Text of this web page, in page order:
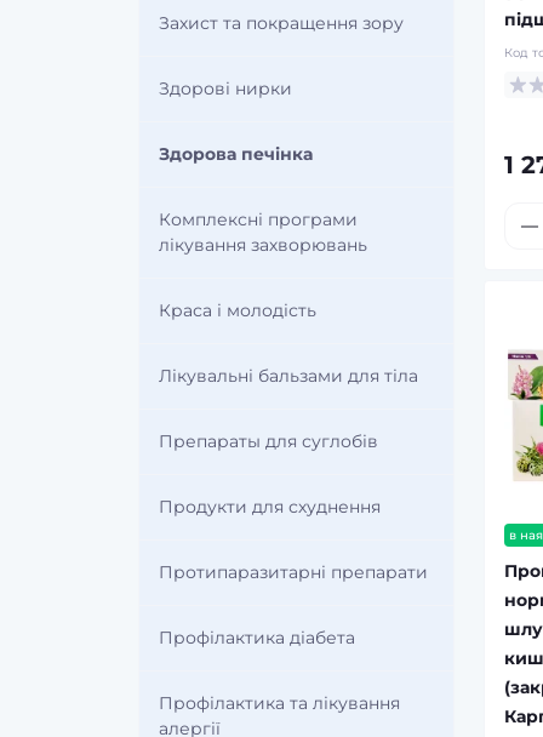
Щітки для дрилів та УШМ
інструментів
Шурупокрути
Захист та покращення зору
Здорові нирки
Здорова печінка
Комплексні програми
лікування захворювань
Краса і молодість
Лікувальні бальзами для тіла
Препараты для суглобів
Продукти для схуднення
Протипаразитарні препарати
Профілактика діабета
Профілактика та лікування
алергії
Код
1
в